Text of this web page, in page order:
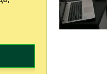
Эпоха возрождения и
кружок
История